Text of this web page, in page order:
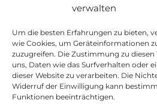
verwalten
Um die besten Erfahrungen zu bieten,
wie Cookies, um Geräteinformationen
zuzugreifen. Die Zustimmung zu
uns, Daten wie das Surfverhalten oder
dieser Website zu verarbeiten. Die
Widerruf der Einwilligung kann
Funktionen beeinträchtigen.
Spanische presse
Unterrichtsmaterial